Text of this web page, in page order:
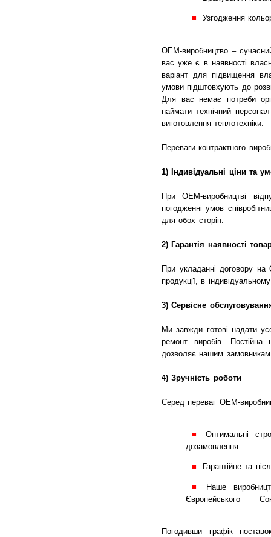
Узгодження
OEM-виробництво –
вас уже є в наявності
варіант для підвищення
умови підштовхують до
Для вас немає потреби
наймати технічний
виготовлення теплотехніки.
Переваги контрактного
1) Індивідуальні ціни та
При OEM-виробництві
погодженні умов
для обох сторін.
2) Гарантія наявності
При укладанні договору на
продукції, в
3) Сервісне
Ми завжди готові надати
ремонт виробів. Постійна
дозволяє нашим замовникам
4) Зручність роботи
Серед переваг OEM-
Оптимальні
дозамовлення.
Гарантійне та
Наше
Європейського
Погодивши графік